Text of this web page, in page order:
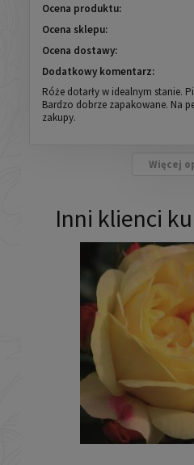
Ocena produktu:
Ocena sklepu:
Ocena dostawy:
Dodatkowy komentarz:
Róże dotarły w idealnym stanie.
Bardzo dobrze zapakowane. Na
zakupy.
Więcej
Inni klienci